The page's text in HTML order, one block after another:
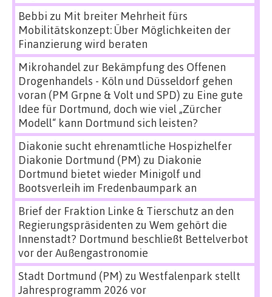
Bebbi zu Mit breiter Mehrheit fürs
Mobilitätskonzept: Über Möglichkeiten der
Finanzierung wird beraten
Mikrohandel zur Bekämpfung des Offenen
Drogenhandels - Köln und Düsseldorf gehen
voran (PM Grpne & Volt und SPD) zu Eine gute
Idee für Dortmund, doch wie viel „Zürcher
Modell“ kann Dortmund sich leisten?
Diakonie sucht ehrenamtliche Hospizhelfer
Diakonie Dortmund (PM) zu Diakonie
Dortmund bietet wieder Minigolf und
Bootsverleih im Fredenbaumpark an
Brief der Fraktion Linke & Tierschutz an den
Regierungspräsidenten zu Wem gehört die
Innenstadt? Dortmund beschließt Bettelverbot
vor der Außengastronomie
Stadt Dortmund (PM) zu Westfalenpark stellt
Jahresprogramm 2026 vor